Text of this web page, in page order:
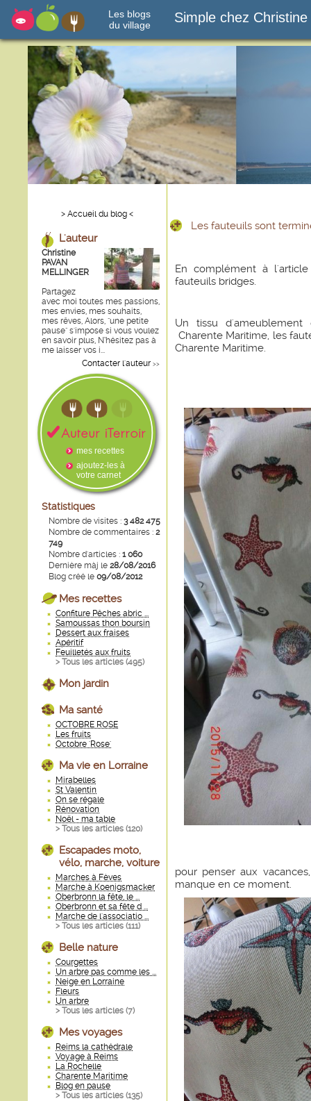
Les blogs
du village
Simple chez Christine
> Accueil du blog <
L'auteur
Christine
PAVAN
MELLINGER
Partagez
avec moi toutes mes passions,
mes envies, mes souhaits,
mes rêves, Alors, "une petite
pause" s'impose si vous voulez
en savoir plus, N’hésitez pas à
me laisser vos i...
Contacter l'auteur >>
mes recettes
ajoutez-les à
votre carnet
Statistiques
Nombre de visites : 3 482 475
Nombre de commentaires : 2
749
Nombre d'articles : 1 060
Dernière màj le 28/08/2016
Blog créé le 09/08/2012
Mes recettes
Confiture Pêches abric ...
Samoussas thon boursin
Dessert aux fraises
Apéritif
Feuilletés aux fruits
> Tous les articles (495)
Mon jardin
Ma santé
OCTOBRE ROSE
Les fruits
Octobre 'Rose'
Ma vie en Lorraine
Mirabelles
St Valentin
On se régale
Rénovation
Noël - ma table
> Tous les articles (120)
Escapades moto,
vélo, marche, voiture
Marches à Fèves
Marche à Koenigsmacker
Oberbronn la fête, le ...
Oberbronn et sa fête d ...
Marche de l'associatio ...
> Tous les articles (111)
Belle nature
Courgettes
Un arbre pas comme les ...
Neige en Lorraine
Fleurs
Un arbre
> Tous les articles (7)
Mes voyages
Reims la cathédrale
Voyage à Reims
La Rochelle
Charente Maritime
Blog en pause
> Tous les articles (135)
Les fauteuils sont
En complément à
fauteuils bridges.
Un tissu
Charente Maritime, les
Charente Maritime.
pour penser aux
manque en ce moment.